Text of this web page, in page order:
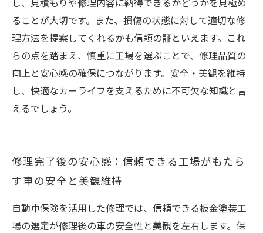
ることが大切です。また、損傷の状態に対して適切な修
理方法を提案してくれるかも信頼の証といえます。これ
らの点を踏まえ、慎重に工場を選ぶことで、修理品質の
向上と安心感の確保につながります。安全・美観を維持
し、快適なカーライフを支えるために不可欠な知識と言
えるでしょう。
修理完了後の安心感：信頼できる工場がもたら
す車の安全と美観維持
自動車保険を活用した修理では、信頼できる板金塗装工
場の選定が修理後の車の安全性と美観を左右します。保